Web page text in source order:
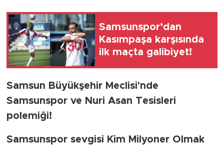
Samsunspor’dan
Kasımpaşa karşısında
ilk maçta galibiyet!
Samsun Büyükşehir Meclisi'nde
Samsunspor ve Nuri Asan Tesisleri
polemiği!
Samsunspor sevgisi Kim Milyoner Olmak